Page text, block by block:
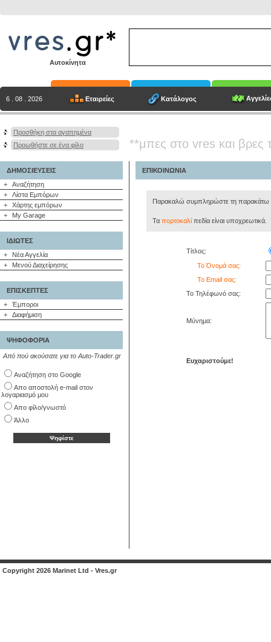
Αυτοκίνητα
6 . 08 . 2026 Εταιρείες Κατάλογος
Προσθήκη στα αγαπημένα
Προωθήστε σε ένα φίλο
**μπες στο vres και βρες
ΔΗΜΟΣΙΕΥΣΕΙΣ
+
Αναζήτηση
+
Λίστα Εμπόρων
+
Χάρτης εμπόρων
+
My Garage
ΙΔΙΩΤΕΣ
+
Νέα Αγγελία
+
Μενού Διαχείρησης
ΕΠΙΣΚΕΠΤΕΣ
+
Έμποροι
+
Διαφήμιση
ΨΗΦΟΦΟΡΙΑ
Από πού ακούσατε για το Auto-Trader.gr
Αναζήτηση στο Google
Απο αποστολή e-mail στον
λογαριασμό μου
Απο φίλο/γνωστό
Άλλο
ΕΠΙΚΟΙΝΩΝΙΑ
Παρακαλώ συμπληρώστε τη παρακάτω
Τα πορτοκαλίπεδία είναι υποχρεωτικά.
Τίτλος:
Το Όνομά σας:
Το Email σας:
Το Τηλέφωνό σας:
Μύνημα:
Ευχαριστούμε!
Copyright 2026 Marinet Ltd - Vres.gr